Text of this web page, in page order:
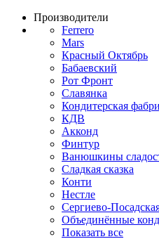
Производители
Ferrero
Mars
Красный Октябрь
Бабаевский
Рот Фронт
Славянка
Кондитерская
КДВ
Акконд
Финтур
Ванюшкины
Сладкая сказка
Конти
Нестле
Сергиево-
Объединённые
Показать все